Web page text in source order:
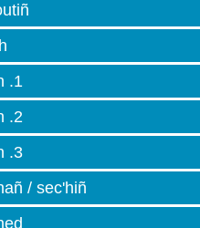
.1
.2
.3
/ sec'hiñ